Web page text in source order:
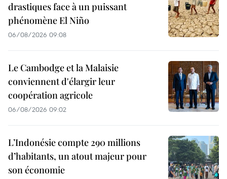
drastiques face à un puissant
phénomène El Niño
06/08/2026 09:08
Le Cambodge et la Malaisie
conviennent d'élargir leur
coopération agricole
06/08/2026 09:02
L’Indonésie compte 290 millions
d’habitants, un atout majeur pour
son économie